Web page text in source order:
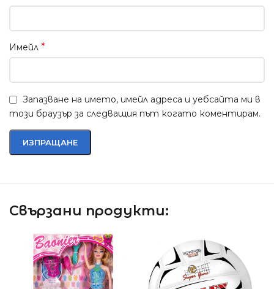
Имейл *
Запазване на името, имейл адреса и уебсайта ми в
този браузър за следващия път когато коментирам.
Свързани продукти: